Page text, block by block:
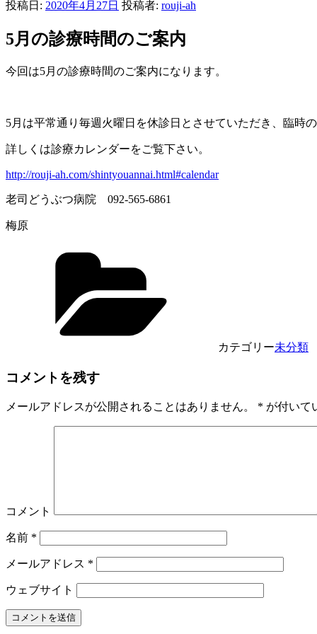
投稿日: 2020年4月27日 投稿者: rouji-ah
5月の診療時間のご案内
今回は5月の診療時間のご案内になります。
5月は平常通り毎週火曜日を休診日とさせていただき、臨時
詳しくは診療カレンダーをご覧下さい。
http://rouji-ah.com/shintyouannai.html#calendar
老司どうぶつ病院 092-565-6861
梅原
カテゴリー未分類
コメントを残す
メールアドレスが公開されることはありません。 * が付いて
コメント
名前 *
メールアドレス *
ウェブサイト